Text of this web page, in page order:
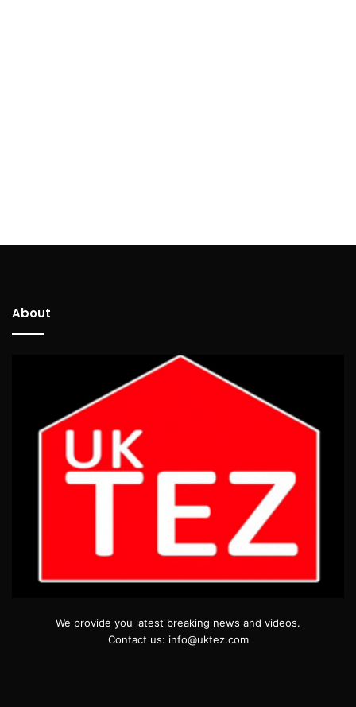
About
We provide you latest breaking news and videos.
Contact us: info@uktez.com